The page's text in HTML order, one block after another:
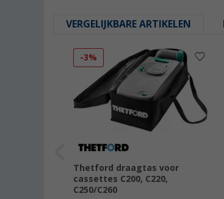
VERGELIJKBARE ARTIKELEN
-3%
Thetford draagtas voor
cassettes C200, C220,
C250/C260